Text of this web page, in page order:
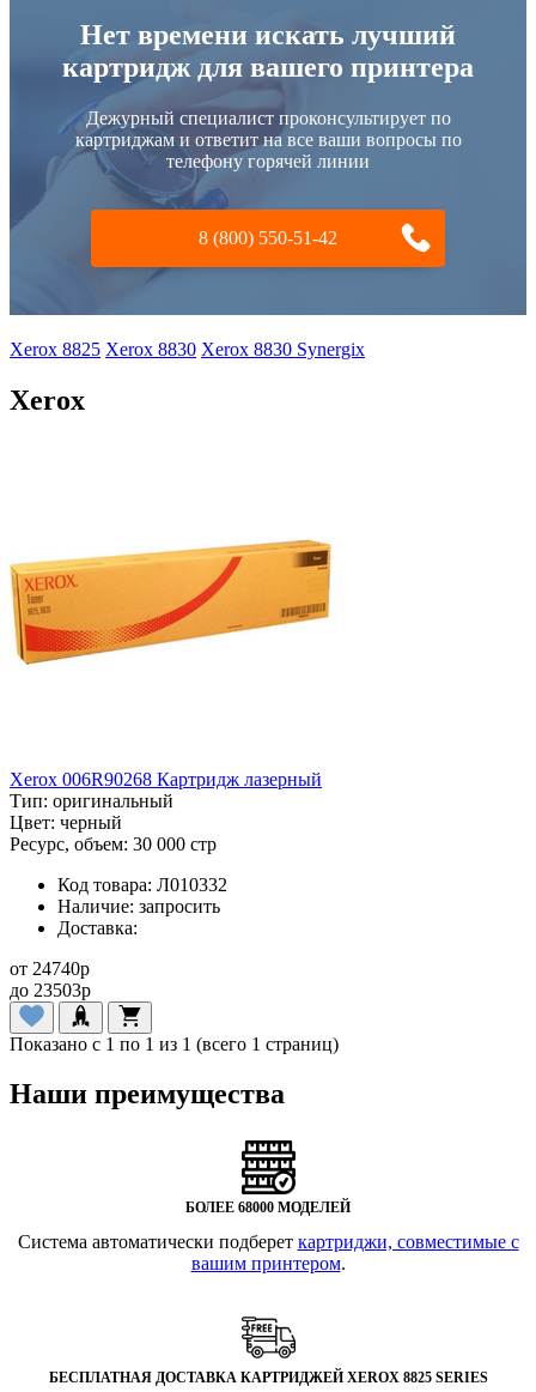
Нет времени искать лучший
картридж для вашего принтера
Дежурный специалист проконсультирует по
картриджам и ответит на все ваши вопросы по
телефону горячей линии
8 (800) 550-51-42
Xerox 8825 Xerox 8830 Xerox 8830 Synergix
Xerox
Xerox 006R90268 Картридж лазерный
Тип: оригинальный
Цвет: черный
Ресурс, объем: 30 000 стр
Код товара: Л010332
Наличие: запросить
Доставка:
от 24740p
до 23503p
Показано с 1 по 1 из 1 (всего 1 страниц)
Наши преимущества
БОЛЕЕ 68000 МОДЕЛЕЙ
Система автоматически подберет картриджи, совместимые с
вашим принтером.
БЕСПЛАТНАЯ ДОСТАВКА КАРТРИДЖЕЙ XEROX 8825 SERIES